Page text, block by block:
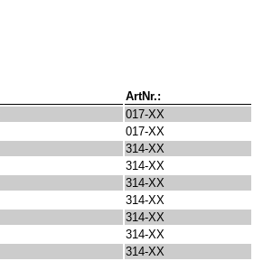
ArtNr.:
017-XX
017-XX
314-XX
314-XX
314-XX
314-XX
314-XX
314-XX
314-XX